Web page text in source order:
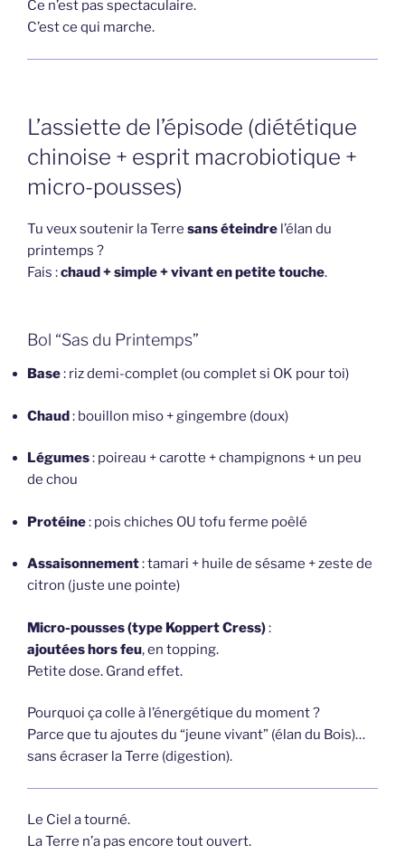
Ce n’est pas spectaculaire.
C’est ce qui marche.
L’assiette de l’épisode (diététique
chinoise + esprit macrobiotique +
micro-pousses)
Tu veux soutenir la Terre sans éteindre l’élan du
printemps ?
Fais :chaud + simple + vivant en petite touche.
Bol “Sas du Printemps”
Base: riz demi-complet (ou complet si OK pour toi)
Chaud: bouillon miso + gingembre (doux)
Légumes: poireau + carotte + champignons + un peu
de chou
Protéine: pois chiches OU tofu ferme poêlé
Assaisonnement: tamari + huile de sésame + zeste de
citron (juste une pointe)
Micro-pousses (type Koppert Cress):
ajoutées hors feu, en topping.
Petite dose. Grand effet.
Pourquoi ça colle à l’énergétique du moment ?
Parce que tu ajoutes du “jeune vivant” (élan du Bois)…
sans écraser la Terre (digestion).
Le Ciel a tourné.
La Terre n’a pas encore tout ouvert.